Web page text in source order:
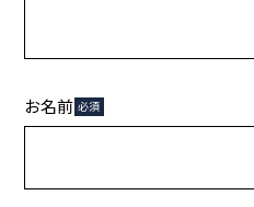
お名前 必須